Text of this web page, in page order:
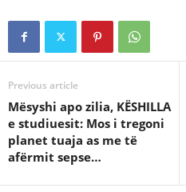
Previous article
Mësyshi apo zilia, KËSHILLA
e studiuesit: Mos i tregoni
planet tuaja as me të
afërmit sepse…